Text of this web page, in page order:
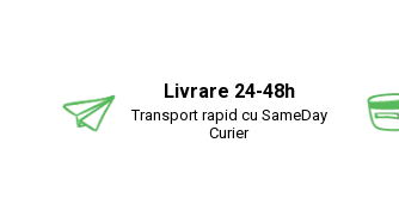
Livrare 24-48h
Transport rapid cu SameDay
Curier